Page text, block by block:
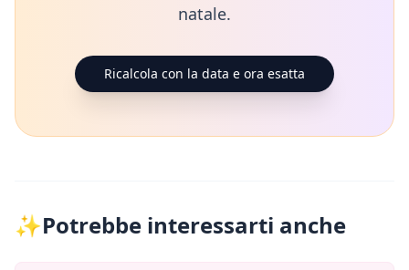
natale.
Ricalcola con la data e ora esatta
✨Potrebbe interessarti anche